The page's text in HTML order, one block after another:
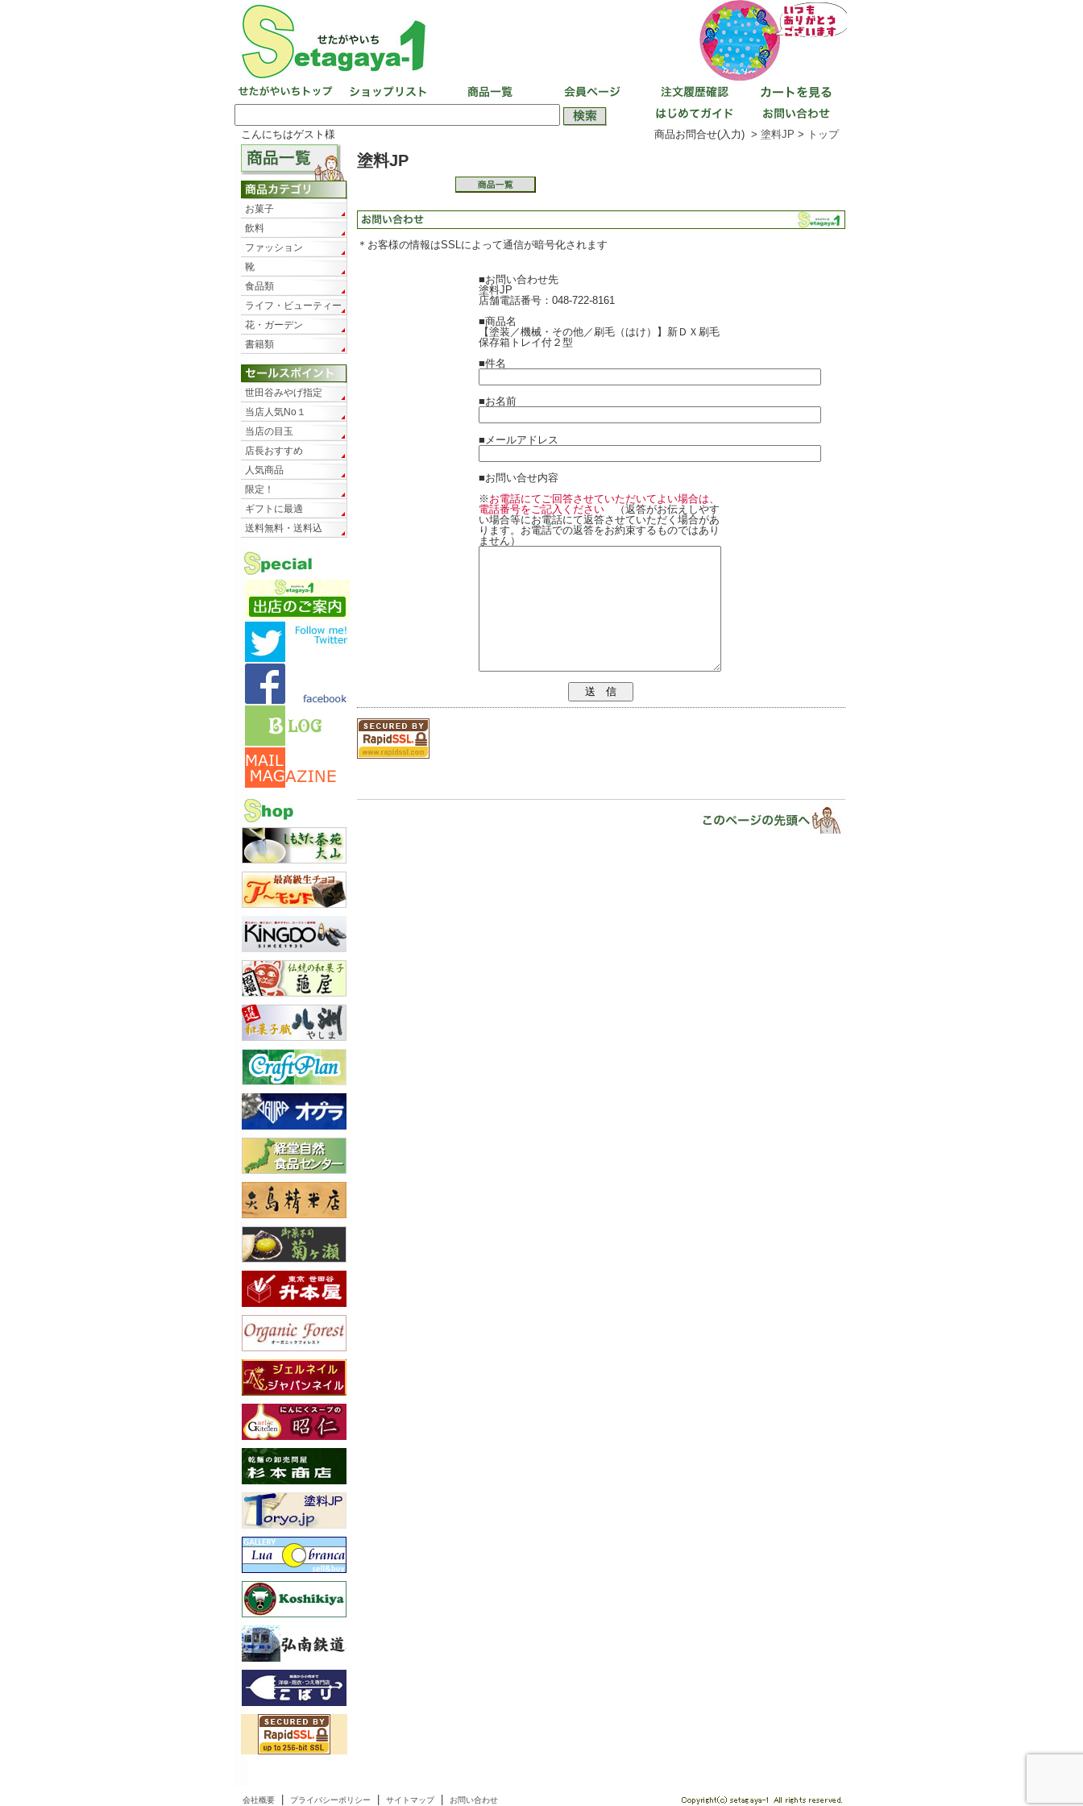
こんにちはゲスト様 商品お問合せ(入力) > 塗料JP > トップ
塗料JP
＊お客様の情報はSSLによって通信が暗号化されます
■お問い合わせ先
塗料JP
店舗電話番号：048-722-8161
■商品名
【塗装／機械・その他／刷毛（はけ）】新ＤＸ刷毛
保存箱トレイ付２型
■件名
■お名前
■メールアドレス
■お問い合せ内容
※ お電話にてご回答させていただいてよい場合は、
電話番号をご記入ください （返答がお伝えしやす
い場合等にお電話にて返答させていただく場合があ
ります。お電話での返答をお約束するものではあり
ません）
送 信
お菓子
飲料
ファッション
靴
食品類
ライフ・ビューティー
花・ガーデン
書籍類
世田谷みやげ指定
当店人気No１
当店の目玉
店長おすすめ
人気商品
限定！
ギフトに最適
送料無料・送料込
会社概要| プライバシーポリシー サイトマップ| お問い合わせ